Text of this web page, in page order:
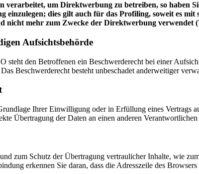
verarbeitet, um Direktwerbung zu betreiben, so haben
einzulegen; dies gilt auch für das Profiling, soweit es
nicht mehr zum Zwecke der Direktwerbung
Aufsichtsbehörde
steht den Betroffenen ein Beschwerderecht bei einer
Beschwerderecht besteht unbeschadet anderweitiger
Ihrer Einwilligung oder in Erfüllung eines Vertrags
Übertragung der Daten an einen anderen
zum Schutz der Übertragung vertraulicher Inhalte, wie
erkennen Sie daran, dass die Adresszeile des